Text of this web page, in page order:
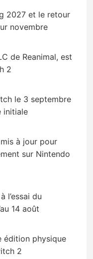
2027 et le retour
novembre
de Reanimal, est
2
le 3 septembre
initiale
à jour pour
sur Nintendo
l’essai du
14 août
édition physique
2